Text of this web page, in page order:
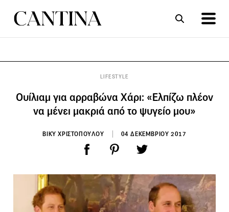
LIFESTYLE
Ουίλιαμ για αρραβώνα Χάρι: «Ελπίζω πλέον
να μένει μακριά από το ψυγείο μου»
ΒΙΚΥ ΧΡΙΣΤΟΠΟΥΛΟΥ 04 ΔΕΚΕΜΒΡΙΟΥ 2017